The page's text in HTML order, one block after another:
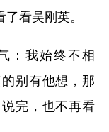
看吴刚英。
：我始终不相
别有他想，那
完，也不再看